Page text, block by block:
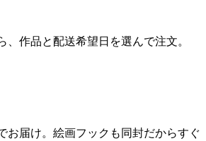
、作品と配送希望日を選んで注文。
お届け。絵画フックも同封だからすぐ